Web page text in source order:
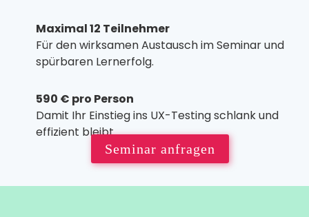
Maximal 12 Teilnehmer
Für den wirksamen Austausch im Seminar und
spürbaren Lernerfolg.
590 € pro Person
Damit Ihr Einstieg ins UX-Testing schlank und
effizient bleibt.
Seminar anfragen